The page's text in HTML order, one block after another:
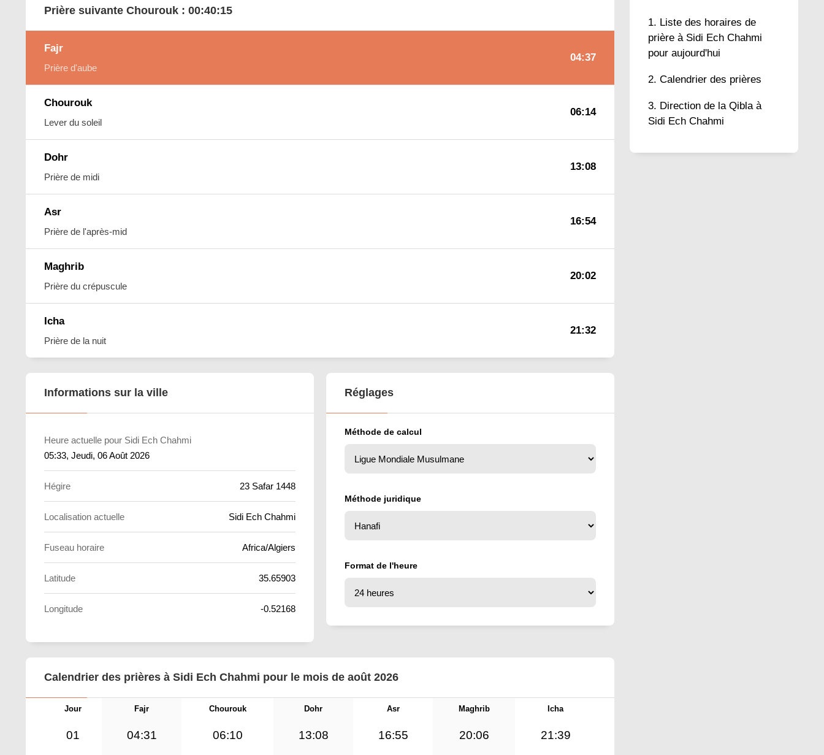
Liste des horaires de
prière à Sidi Ech Chahmi
pour aujourd'hui
Calendrier des prières
Direction de la Qibla à
Sidi Ech Chahmi
Prière suivante Chourouk : 00:40:14
Fajr
Prière d'aube
04:37
Chourouk
Lever du soleil
06:14
Dohr
Prière de midi
13:08
Asr
Prière de l'après-mid
16:54
Maghrib
Prière du crépuscule
20:02
Icha
Prière de la nuit
21:32
Informations sur la ville
Heure actuelle pour Sidi Ech Chahmi
05:33, Jeudi, 06 Août 2026
Hégire 23 Safar 1448
Localisation actuelle Sidi Ech Chahmi
Fuseau horaire Africa/Algiers
Latitude 35.65903
Longitude -0.52168
Réglages
Méthode de calcul
Méthode juridique
Format de l'heure
Calendrier des prières à Sidi Ech Chahmi pour le mois de août 2026
Jour Fajr Chourouk Dohr Asr Maghrib Icha
01 04:31 06:10 13:08 16:55 20:06 21:39